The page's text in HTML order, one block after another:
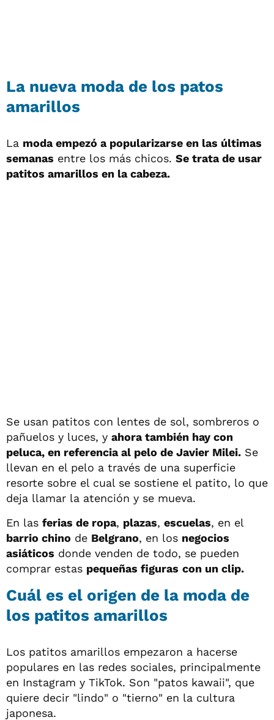
La nueva moda de los patos
amarillos
La moda empezó a popularizarse en las últimas
semanas entre los más chicos. Se trata de usar
patitos amarillos en la cabeza.
Se usan patitos con lentes de sol, sombreros o
pañuelos y luces, y ahora también hay con
peluca, en referencia al pelo de Javier Milei. Se
llevan en el pelo a través de una superficie
resorte sobre el cual se sostiene el patito, lo que
deja llamar la atención y se mueva.
En las ferias de ropa, plazas, escuelas, en el
barrio chino de Belgrano, en los negocios
asiáticos donde venden de todo, se pueden
comprar estas pequeñas figuras con un clip.
Cuál es el origen de la moda de
los patitos amarillos
Los patitos amarillos empezaron a hacerse
populares en las redes sociales, principalmente
en Instagram y TikTok. Son "patos kawaii", que
quiere decir "lindo" o "tierno" en la cultura
japonesa.